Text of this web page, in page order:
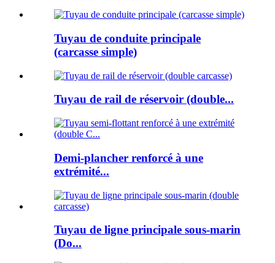
Tuyau de conduite principale
(carcasse simple)
Tuyau de rail de réservoir (double...
Demi-plancher renforcé à une
extrémité...
Tuyau de ligne principale sous-marin
(Do...